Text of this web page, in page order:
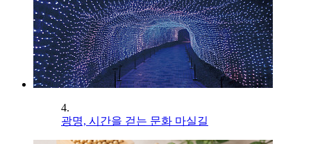
4.
광명, 시간을 걷는 문화 마실길